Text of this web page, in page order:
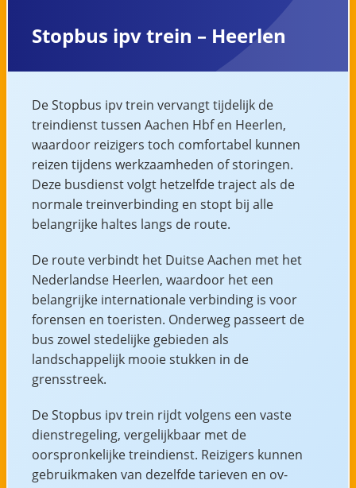
Stopbus ipv trein – Heerlen
De Stopbus ipv trein vervangt tijdelijk de
treindienst tussen Aachen Hbf en Heerlen,
waardoor reizigers toch comfortabel kunnen
reizen tijdens werkzaamheden of storingen.
Deze busdienst volgt hetzelfde traject als de
normale treinverbinding en stopt bij alle
belangrijke haltes langs de route.
De route verbindt het Duitse Aachen met het
Nederlandse Heerlen, waardoor het een
belangrijke internationale verbinding is voor
forensen en toeristen. Onderweg passeert de
bus zowel stedelijke gebieden als
landschappelijk mooie stukken in de
grensstreek.
De Stopbus ipv trein rijdt volgens een vaste
dienstregeling, vergelijkbaar met de
oorspronkelijke treindienst. Reizigers kunnen
gebruikmaken van dezelfde tarieven en ov-